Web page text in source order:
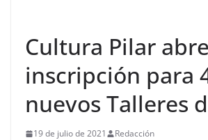
Cultura Pilar
inscripción para
nuevos Talleres
19 de julio de 2021 Redacción